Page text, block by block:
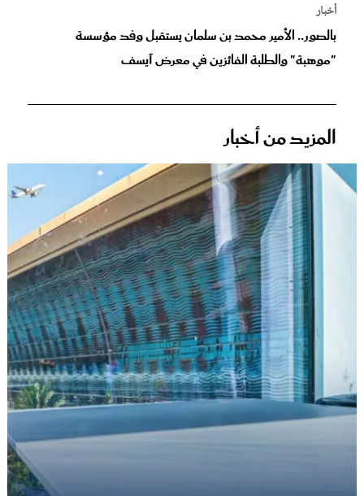
أخبار
بالصور.. الأمير محمد بن سلمان يستقبل وفد مؤسسة
"موهبة" والطلبة الفائزين في معرض آيسف
المزيد من أخبار